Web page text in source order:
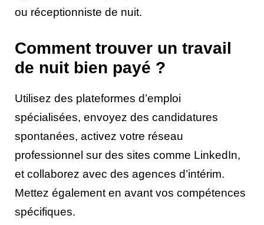
ou réceptionniste de nuit.
Comment trouver un travail
de nuit bien payé ?
Utilisez des plateformes d’emploi
spécialisées, envoyez des candidatures
spontanées, activez votre réseau
professionnel sur des sites comme LinkedIn,
et collaborez avec des agences d’intérim.
Mettez également en avant vos compétences
spécifiques.